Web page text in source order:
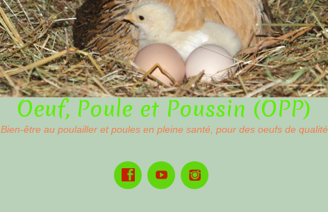
Oeuf, Poule et Poussin (OPP)
Bien-être au poulailler et poules en pleine santé, pour des oeufs de qualité